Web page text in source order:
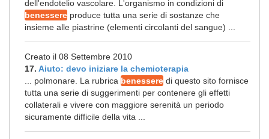
dell'endotelio vascolare. L'organismo in condizioni di
benessere produce tutta una serie di sostanze che
insieme alle piastrine (elementi circolanti del sangue) ...
Creato il 08 Settembre 2010
17. Aiuto: devo iniziare la chemioterapia
... polmonare. La rubrica benessere di questo sito fornisce
tutta una serie di suggerimenti per contenere gli effetti
collaterali e vivere con maggiore serenità un periodo
sicuramente difficile della vita ...